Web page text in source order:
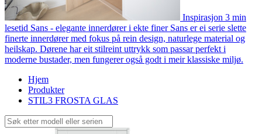
Inspirasjon 3 min
lesetid Sans - elegante innerdører i ekte finer Sans er ei serie slette
finerte innerdører med fokus på rein design, naturlege material og
heilskap. Dørene har eit stilreint uttrykk som passar perfekt i
moderne bustader, men fungerer også godt i meir klassiske miljø.
Hjem
Produkter
STIL3 FROSTA GLAS